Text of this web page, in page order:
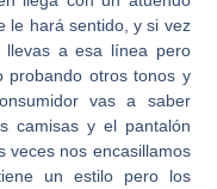
le hará sentido, y si vez
llevas a esa línea pero
probando otros tonos y
vas a saber
camisas y el pantalón
veces nos encasillamos
un estilo pero los